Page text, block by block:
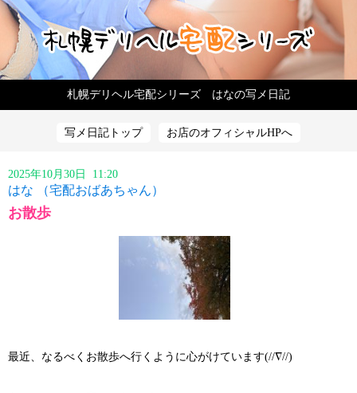
札幌デリヘル宅配シリーズ はなの写メ日記
写メ日記トップ お店のオフィシャルHPへ
2025年10月30日 11:20
はな （宅配おばあちゃん）
お散歩
最近、なるべくお散歩へ行くように心がけています(//∇//)